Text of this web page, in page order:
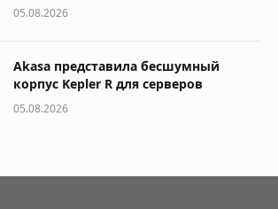
05.08.2026
Akasa представила бесшумный
корпус Kepler R для серверов
05.08.2026